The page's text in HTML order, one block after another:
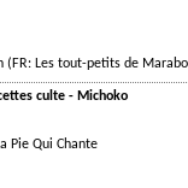
(FR: Les tout-petits de
culte - Michoko
Pie Qui Chante